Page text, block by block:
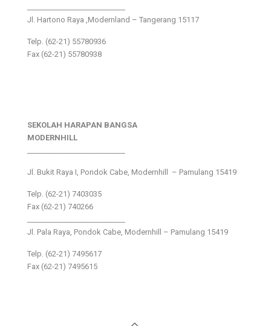
Jl. Hartono Raya ,Modernland – Tangerang 15117
Telp. (62-21) 55780936
Fax (62-21) 55780938
SEKOLAH HARAPAN BANGSA
MODERNHILL
Jl. Bukit Raya I, Pondok Cabe, Modernhill – Pamulang 15419
Telp. (62-21) 7403035
Fax (62-21) 740266
Jl. Pala Raya, Pondok Cabe, Modernhill – Pamulang 15419
Telp. (62-21) 7495617
Fax (62-21) 7495615